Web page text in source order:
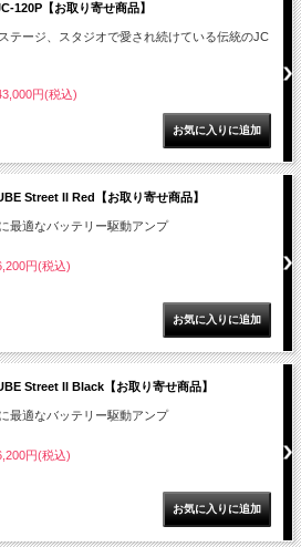
120P【お取り寄せ商品】
テージ、スタジオで愛され続けている伝統のJC
円(税込)
Street II Red【お取り寄せ商品】
最適なバッテリー駆動アンプ
円(税込)
Street II Black【お取り寄せ商品】
最適なバッテリー駆動アンプ
円(税込)